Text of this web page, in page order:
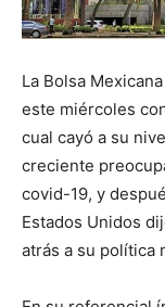
La Bolsa
este miércoles
cual cayó a su
creciente
covid-19, y
Estados Unidos
atrás a su política